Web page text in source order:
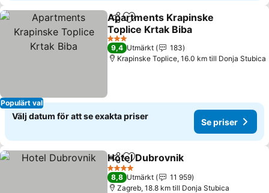
Populärt val
Dela Lägg till i Mina Favoriter
Apartments Krapinske
Toplice Krtak Biba
Se priser
3 Stjärnor
9,4 Utmärkt
183
Krapinske Toplice, 16.0 km till Donja Stubica
Välj datum för att se exakta priser
Se priser
Dela Lägg till i Mina Favoriter
Hotel Dubrovnik
4 Stjärnor
8,8 Utmärkt
11 959
Zagreb, 18.8 km till Donja Stubica